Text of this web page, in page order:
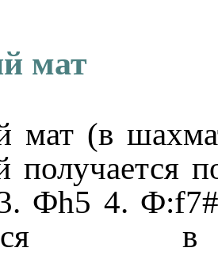
мат
мат (в
получается
Фh5 4.